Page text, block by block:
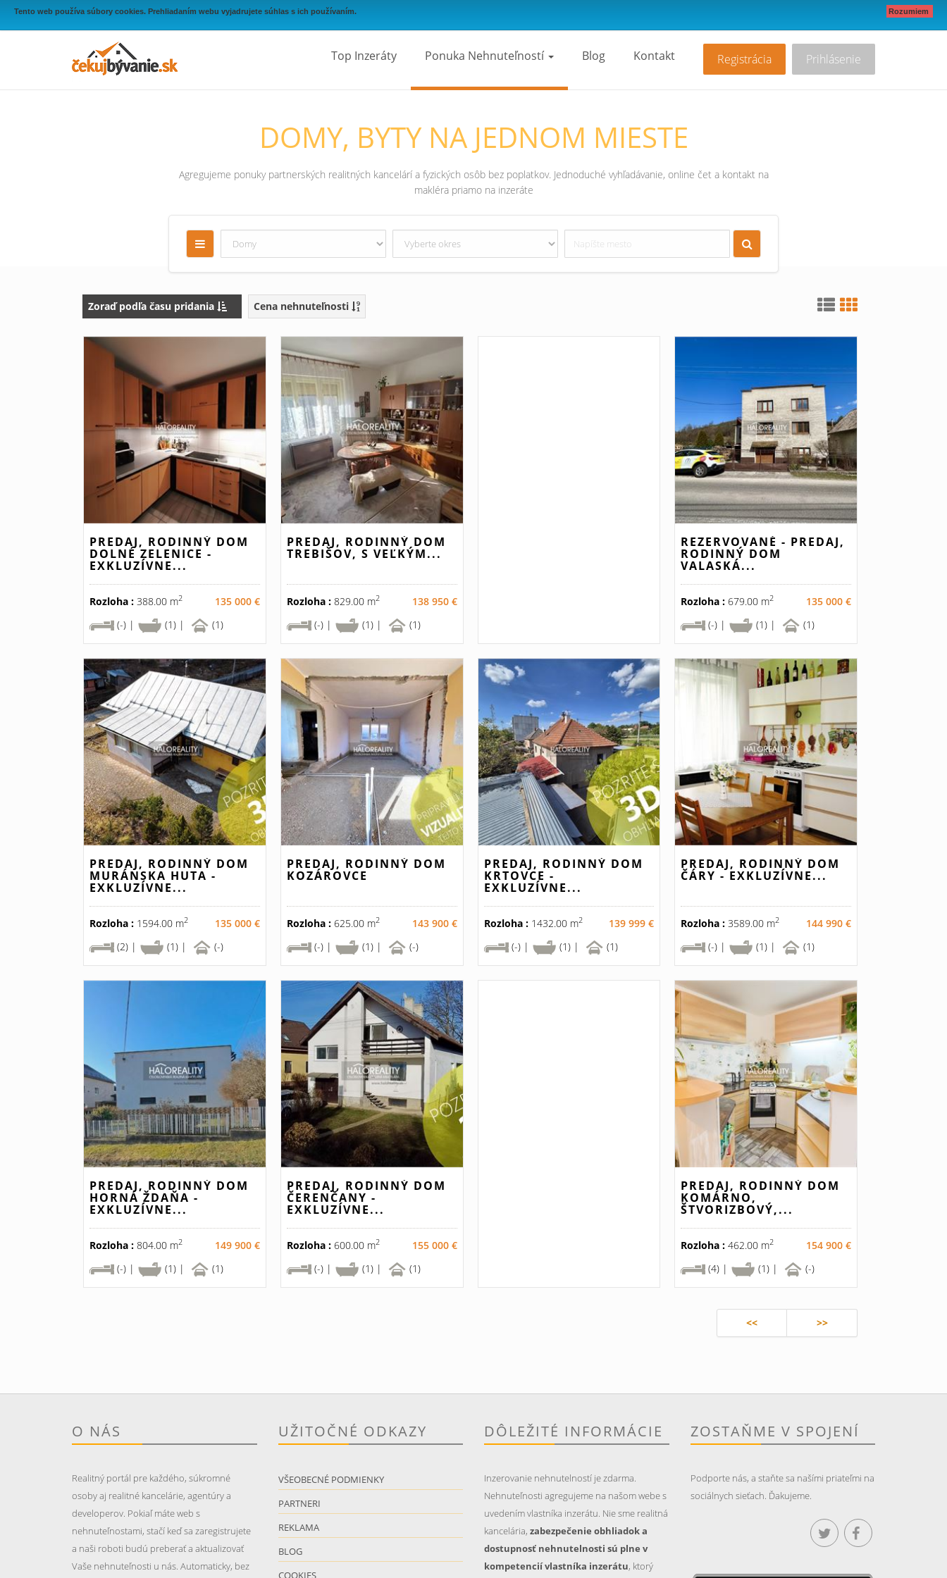
Tento web používa súbory cookies. Prehliadaním webu vyjadrujete súhlas s ich používaním. Rozumiem
Registrácia Prihlásenie
Top Inzeráty Ponuka Nehnuteľností Blog Kontakt
DOMY, BYTY NA JEDNOM MIESTE
Agregujeme ponuky partnerských realitných kancelárí a fyzických osôb bez poplatkov. Jednoduché vyhľadávanie, online čet a kontakt na
makléra priamo na inzeráte
Zoraď podľa času pridania Cena nehnuteľnosti
PREDAJ, RODINNÝ DOM
DOLNÉ ZELENICE -
EXKLUZÍVNE...
Rozloha : 388.00 m2
135 000 €
(-) |
(1) | (1)
PREDAJ, RODINNÝ DOM
TREBIŠOV, S VEĽKÝM...
Rozloha :829.00 m2
138 950 €
(-) |
(1) | (1)
REZERVOVANÉ - PREDAJ,
RODINNÝ DOM
VALASKÁ...
Rozloha : 679.00 m2
135 000 €
(-) |
(1) | (1)
PREDAJ, RODINNÝ DOM
MURÁNSKA HUTA -
EXKLUZÍVNE...
Rozloha : 1594.00 m2
135 000 €
(2) |
(1) | (-)
PREDAJ, RODINNÝ DOM
KOZÁROVCE
Rozloha :625.00 m2
143 900 €
(-) |
(1) | (-)
PREDAJ, RODINNÝ DOM
KRTOVCE -
EXKLUZÍVNE...
Rozloha :1432.00 m2
139 999 €
(-) |
(1) | (1)
PREDAJ, RODINNÝ DOM
ČÁRY - EXKLUZÍVNE...
Rozloha : 3589.00 m2
144 990 €
(-) |
(1) | (1)
PREDAJ, RODINNÝ DOM
HORNÁ ŽDAŇA -
EXKLUZÍVNE...
Rozloha : 804.00 m2
149 900 €
(-) |
(1) | (1)
PREDAJ, RODINNÝ DOM
ČERENČANY -
EXKLUZÍVNE...
Rozloha :600.00 m2
155 000 €
(-) |
(1) | (1)
PREDAJ, RODINNÝ DOM
KOMÁRNO,
ŠTVORIZBOVÝ,...
Rozloha : 462.00 m2
154 900 €
(4) |
(1) | (-)
<< >>
O NÁS
Realitný portál pre každého, súkromné
osoby aj realitné kancelárie, agentúry a
developerov. Pokiaľ máte web s
nehnuteľnostami, stačí keď sa zaregistrujete
a naši roboti budú preberať a aktualizovať
Vaše nehnuteľnosti u nás. Automaticky, bez
UŽITOČNÉ ODKAZY
VŠEOBECNÉ PODMIENKY
PARTNERI
REKLAMA
BLOG
COOKIES
DÔLEŽITÉ INFORMÁCIE
Inzerovanie nehnutelností je zdarma.
Nehnuteľnosti agregujeme na našom webe s
uvedením vlastníka inzerátu. Nie sme realitná
kancelária, zabezpečenie obhliadok a
dostupnosť nehnutelnosti sú plne v
kompetencií vlastníka inzerátu, ktorý
ZOSTAŇME V SPOJENÍ
Podporte nás, a staňte sa našími priateľmi na
sociálnych sieťach. Ďakujeme.